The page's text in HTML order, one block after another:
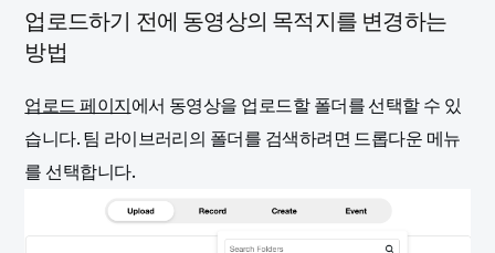
업로드하기 전에 동영상의 목적지를 변경하는
방법
업로드 페이지에서 동영상을 업로드할 폴더를 선택할 수 있
습니다. 팀 라이브러리의 폴더를 검색하려면 드롭다운 메뉴
를 선택합니다.